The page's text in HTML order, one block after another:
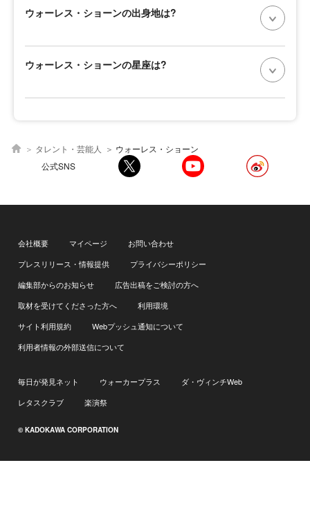
ウォーレス・ショーンの出身地は?
ウォーレス・ショーンの星座は?
タレント・芸能人
ウォーレス・ショーン
公式SNS
会社概要 マイページ
お問い合わせ
プレスリリース・情報提供
プライバシーポリシー
編集部からのお知らせ
広告出稿をご検討の方へ
取材を受けてくださった方へ
利用環境
サイト利用規約
Webプッシュ通知について
利用者情報の外部送信について
毎日が発見ネット ウォーカープラス
ダ・ヴィンチWeb
レタスクラブ
楽演祭
© KADOKAWA CORPORATION